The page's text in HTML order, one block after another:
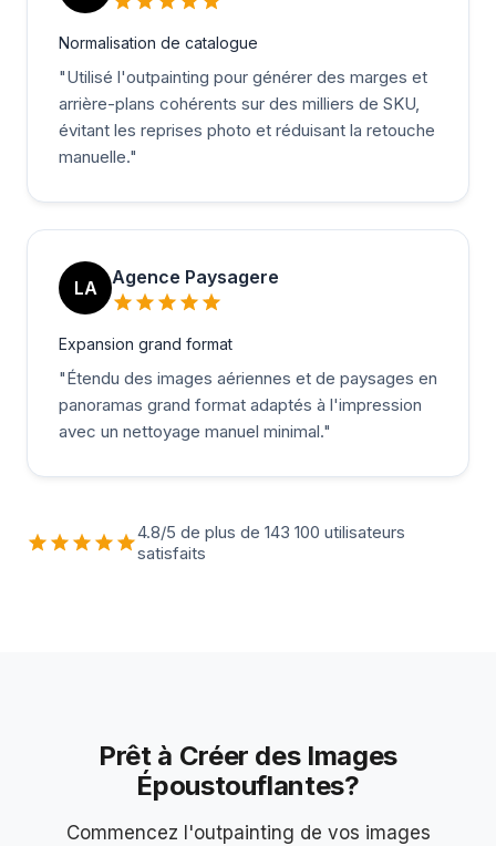
Normalisation de catalogue
"Utilisé l'outpainting pour générer des marges et
arrière-plans cohérents sur des milliers de SKU,
évitant les reprises photo et réduisant la retouche
manuelle."
LA
Agence Paysagere
Expansion grand format
"Étendu des images aériennes et de paysages en
panoramas grand format adaptés à l'impression
avec un nettoyage manuel minimal."
4.8/5 de plus de 143 100 utilisateurs
satisfaits
Prêt à Créer des Images
Époustouflantes?
Commencez l'outpainting de vos images